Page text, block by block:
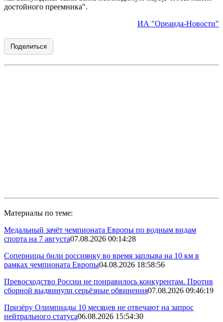
достойного преемника".
ИА "Ореанда-Новости"
Поделиться
Материалы по теме:
Медальный зачёт чемпионата Европы по водным видам
спорта на 7 августа07.08.2026 00:14:28
Соперницы били россиянку во время заплыва на 10 км в
рамках чемпионата Европы04.08.2026 18:58:56
Превосходство России не понравилось конкурентам. Против
сборной выдвинули серьёзные обвинения07.08.2026 09:46:19
Призёру Олимпиады 10 месяцев не отвечают на запрос
нейтрального статуса06.08.2026 15:54:30